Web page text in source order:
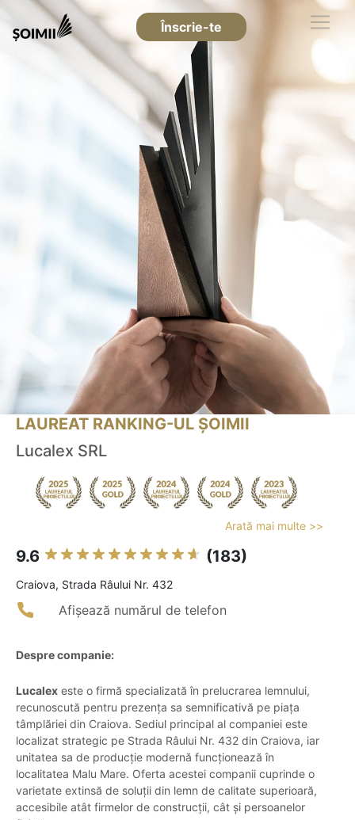
Înscrie-te
LAUREAT RANKING-UL ȘOIMII
Lucalex SRL
Arată mai multe >>
9.6 (183)
Craiova, Strada Râului Nr. 432
Afișează numărul de telefon
Despre companie:
Lucalex este o firmă specializată în prelucrarea lemnului,
recunoscută pentru prezența sa semnificativă pe piața
tâmplăriei din Craiova. Sediul principal al companiei este
localizat strategic pe Strada Râului Nr. 432 din Craiova, iar
unitatea sa de producție modernă funcționează în
localitatea Malu Mare. Oferta acestei companii cuprinde o
varietate extinsă de soluții din lemn de calitate superioară,
accesibile atât firmelor de construcții, cât și persoanelor